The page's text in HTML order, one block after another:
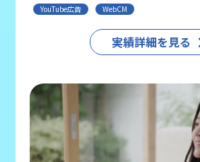
YouTube広告
WebCM
実績詳細を見る